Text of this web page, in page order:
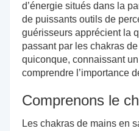
d’énergie situés dans la
de puissants outils de
guérisseurs apprécient la
passant par les chakras
quiconque, connaissant
comprendre l’importance
Comprenons le
Les chakras de mains en